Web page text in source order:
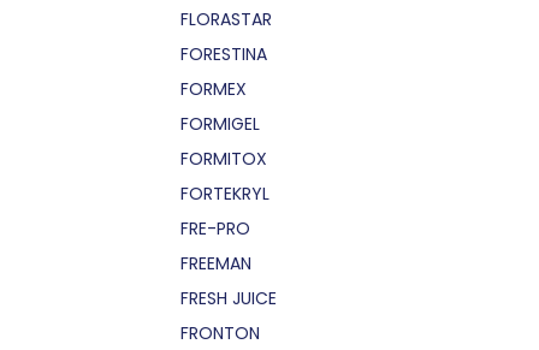
FLORASTAR
FORESTINA
FORMEX
FORMIGEL
FORMITOX
FORTEKRYL
FRE-PRO
FREEMAN
FRESH JUICE
FRONTON